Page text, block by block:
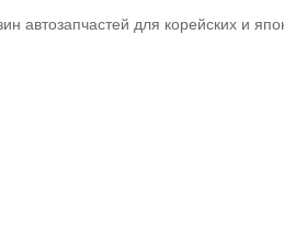
автозапчастей для корейских и